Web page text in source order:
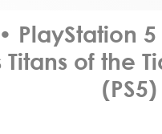
• PlayStation 5
Titans of the
(PS5)